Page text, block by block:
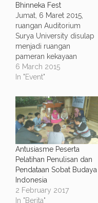
Bhinneka Fest
Jumat, 6 Maret 2015,
ruangan Auditorium
Surya University disulap
menjadi ruangan
pameran kekayaan
budaya Indonesia dari
Sumatra hingga Papua.
budaya ditampilkan
mulai dari wayang kulit,
kerajinan gerabah,
angklung, makanan dan
minuman tradisional,
kain, wayang golek dan
berbagai objek budaya
lainnya. Dalam rangkaian
acara Bhinneka Fest hadir
pula…
6 March 2015
In "Event"
Antusiasme Peserta
Pelatihan Penulisan dan
Pendataan Sobat Budaya
Indonesia
2 February 2017
In "Berita"